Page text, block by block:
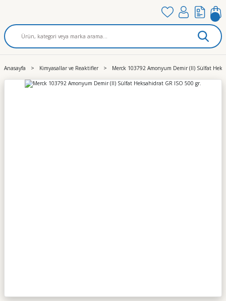
Anasayfa Kimyasallar ve Reaktifler Merck 103792 Amonyum Demir (II) Sülfat